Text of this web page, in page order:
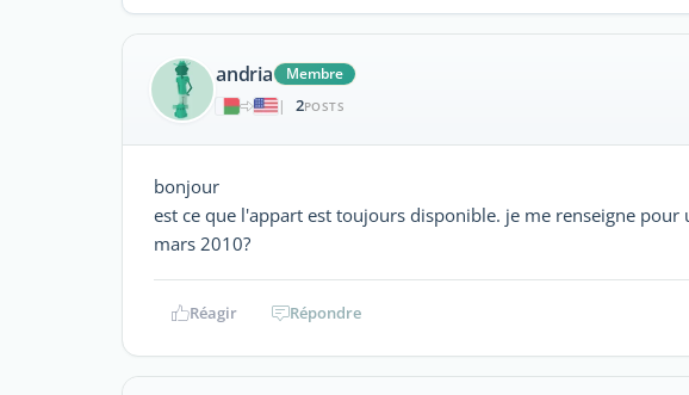
andria
Membre
|
2POSTS
bonjour
est ce que l'appart est toujours disponible. je me renseigne pour
mars 2010?
Réagir Répondre